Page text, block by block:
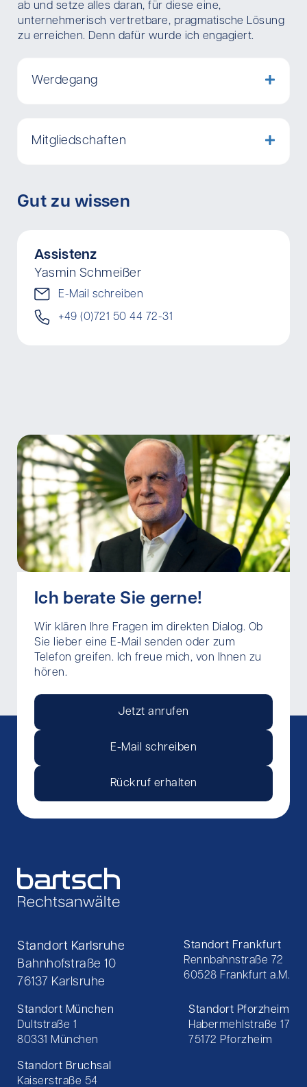
ab und setze alles daran, für diese eine,
unternehmerisch vertretbare, pragmatische Lösung
zu erreichen. Denn dafür wurde ich engagiert.
Werdegang
Mitgliedschaften
Gut zu wissen
Assistenz
Yasmin Schmeißer
E-Mail schreiben
+49 (0)721 50 44 72-31
Ich berate Sie gerne!
Wir klären Ihre Fragen im direkten Dialog. Ob
Sie lieber eine E-Mail senden oder zum
Telefon greifen. Ich freue mich, von Ihnen zu
hören.
Jetzt anrufen
E-Mail schreiben
Rückruf erhalten
Standort Karlsruhe
Bahnhofstraße 10
76137 Karlsruhe
Standort Frankfurt
Rennbahnstraße 72
60528 Frankfurt a.M.
Standort München
Dultstraße 1
80331 München
Standort Pforzheim
Habermehlstraße 17
75172 Pforzheim
Standort Bruchsal
Kaiserstraße 54